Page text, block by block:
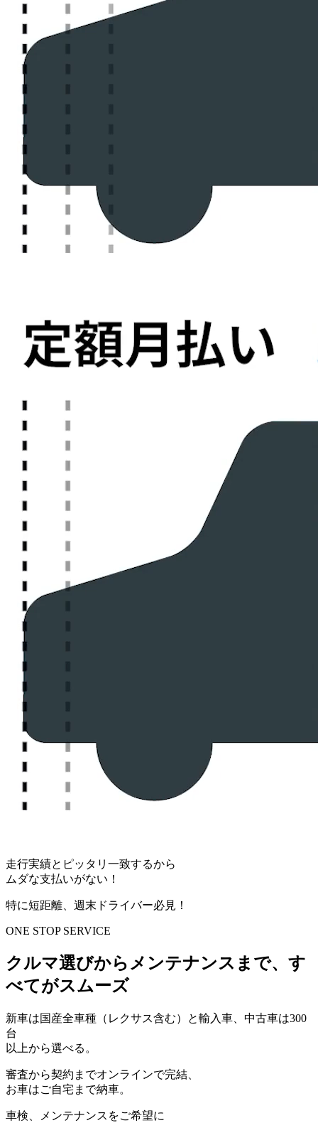
走行実績とピッタリ一致するから
ムダな支払いがない！
特に短距離、週末ドライバー必見！
ONE STOP SERVICE
クルマ選びからメンテナンスまで、す
べてがスムーズ
新車は国産全車種（レクサス含む）と輸入車 、中古車は300
台
以上から選べる。
審査から契約までオンラインで完結、
お車はご自宅まで納車。
車検、メンテナンス をご希望に